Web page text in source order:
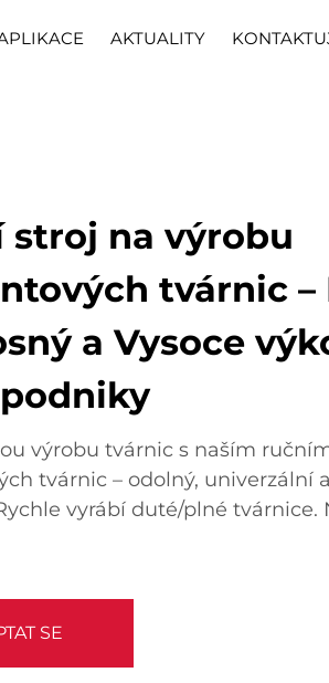
AKTUALITY
stroj na výrobu
tvárnic –
a Vysoce
výrobu tvárnic s naším
tvárnic – odolný, univerzální
vyrábí duté/plné tvárnice.
SE